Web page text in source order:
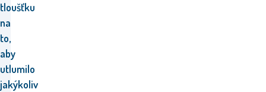
tloušťku
na
to,
aby
utlumilo
jakýkoliv